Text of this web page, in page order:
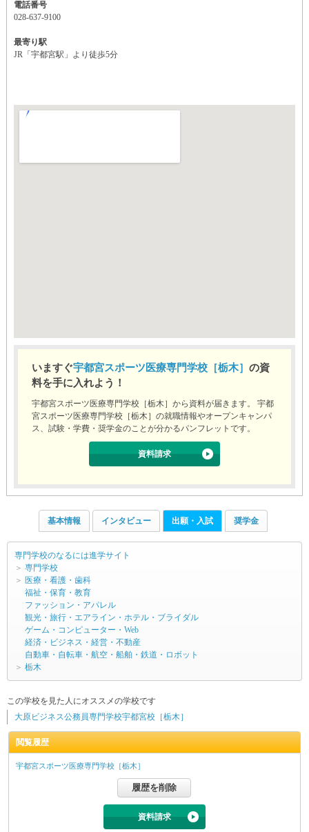
電話番号
028-637-9100
最寄り駅
JR「宇都宮駅」より徒歩5分
いますぐ宇都宮スポーツ医療専門学校［栃木］ の資
料を手に入れよう！
宇都宮スポーツ医療専門学校［栃木］から資料が届きます。 宇都
宮スポーツ医療専門学校［栃木］の就職情報やオープンキャンパ
ス、試験・学費・奨学金のことが分かるパンフレットです。
資料請求
基本情報 インタビュー 出願・入試 奨学金
専門学校のなるには進学サイト
＞ 専門学校
＞ 医療・看護・歯科
福祉・保育・教育
ファッション・アパレル
観光・旅行・エアライン・ホテル・ブライダル
ゲーム・コンピューター・Web
経済・ビジネス・経営・不動産
自動車・自転車・航空・船舶・鉄道・ロボット
＞ 栃木
この学校を見た人にオススメの学校です
大原ビジネス公務員専門学校宇都宮校［栃木］
閲覧履歴
宇都宮スポーツ医療専門学校［栃木］
資料請求